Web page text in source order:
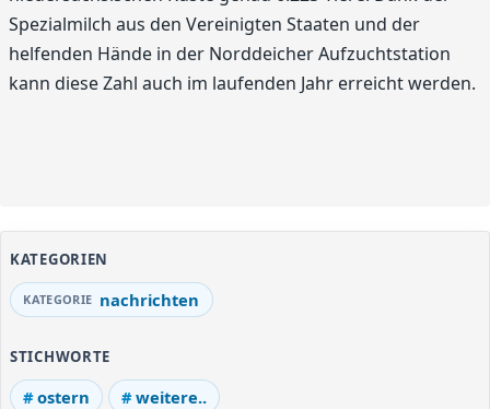
Spezialmilch aus den Vereinigten Staaten und der
helfenden Hände in der Norddeicher Aufzuchtstation
kann diese Zahl auch im laufenden Jahr erreicht werden.
KATEGORIEN
nachrichten
STICHWORTE
ostern weitere..